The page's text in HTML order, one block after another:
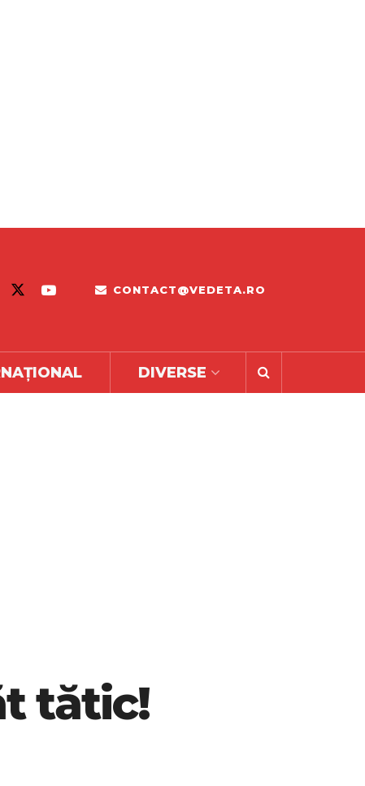
CONTACT@VEDETA.RO
DIVERSE
tătic!